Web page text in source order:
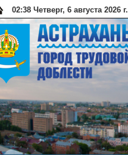
02:38 Четверг, 6 августа 2026 г.